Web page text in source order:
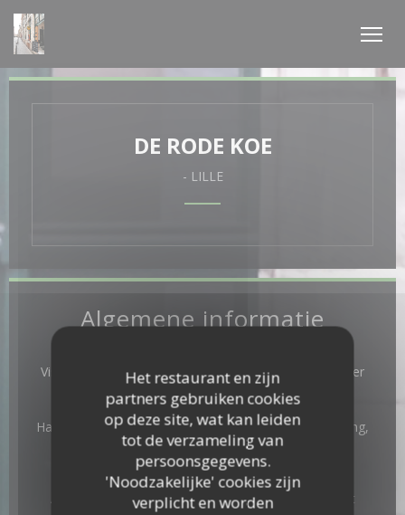
Cookies beheer paneel
Het restaurant en zijn
partners gebruiken cookies
op deze site, wat kan leiden
tot de verzameling van
persoonsgegevens.
'Noodzakelijke' cookies zijn
verplicht en worden
DE RODE KOE
- LILLE
Algemene informatie
Vis, Vlees, terroir, Vegan, veggie, Eigengemaakt, Burger
Diensten
Haal maaltijden weg, Meeneem maaltijden op bestelling,
Take away, traiteur, Private Hire, WIFI
Betaalmethoden
Amex, Mobile payment, Zonder contact, Restaurant